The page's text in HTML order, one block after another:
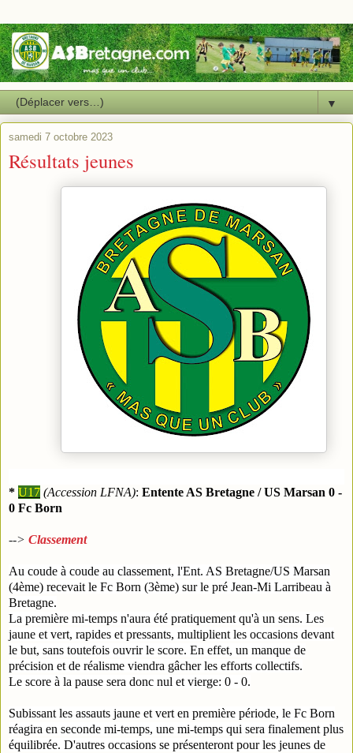
▼
samedi 7 octobre 2023
Résultats jeunes
* U17 (Accession LFNA): Entente AS Bretagne / US Marsan 0 -
0 Fc Born
--> Classement
Au coude à coude au classement, l'Ent. AS Bretagne/US Marsan
(4ème) recevait le Fc Born (3ème) sur le pré Jean-Mi Larribeau à
Bretagne.
La première mi-temps n'aura été pratiquement qu'à un sens. Les
jaune et vert, rapides et pressants, multiplient les occasions devant
le but, sans toutefois ouvrir le score. En effet, un manque de
précision et de réalisme viendra gâcher les efforts collectifs.
Le score à la pause sera donc nul et vierge: 0 - 0.
Subissant les assauts jaune et vert en première période, le Fc Born
réagira en seconde mi-temps, une mi-temps qui sera finalement plus
équilibrée. D'autres occasions se présenteront pour les jeunes de